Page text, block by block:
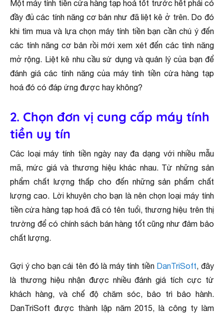
Một máy tính tiền cửa hàng tạp hoá tốt trước hết phải có
đầy đủ các tính năng cơ bản như đã liệt kê ở trên. Do đó
khi tìm mua và lựa chọn máy tính tiền bạn cần chú ý đến
các tính năng cơ bản rồi mới xem xét đến các tính năng
mở rộng. Liệt kê nhu cầu sử dụng và quản lý của bạn để
đánh giá các tính năng của máy tính tiền cửa hàng tạp
hoá đó có đáp ứng được hay không?
2. Chọn đơn vị cung cấp máy tính
tiền uy tín
Các loại máy tính tiền ngày nay đa dạng với nhiều mẫu
mã, mức giá và thương hiệu khác nhau. Từ những sản
phẩm chất lượng thấp cho đến những sản phẩm chất
lượng cao. Lời khuyên cho bạn là nên chọn loại máy tính
tiền cửa hàng tạp hoá đã có tên tuổi, thương hiệu trên thị
trường để có chính sách bán hàng tốt cũng như đảm bảo
chất lượng.
Gợi ý cho bạn cái tên đó là máy tính tiền DanTriSoft, đây
là thương hiệu nhận được nhiều đánh giá tích cực từ
khách hàng, và chế độ chăm sóc, bảo trì bảo hành.
DanTriSoft được thành lập năm 2015, là công ty làm